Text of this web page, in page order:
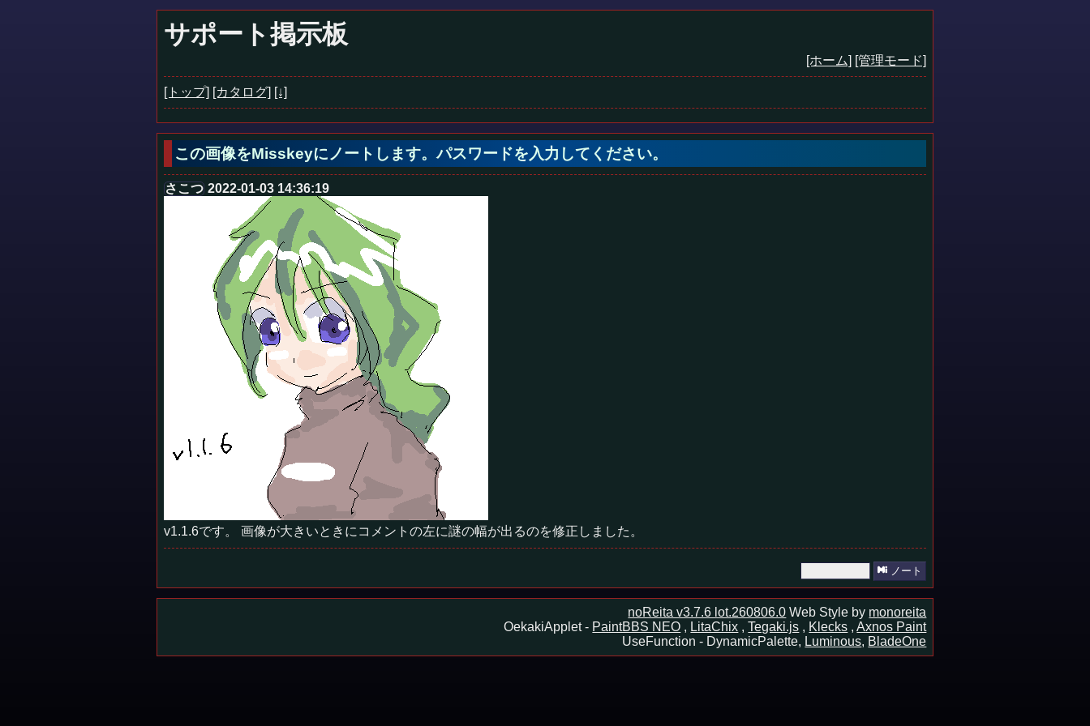
サポート掲示板
[ホーム] [管理モード]
[トップ] [カタログ] [↓]
この画像をMisskeyにノートします。パスワードを入力してください。
さこつ2022-01-03 14:36:19
v1.1.6です。 画像が大きいときにコメントの左に謎の幅が出るのを修正しました。
ノート
noReita v3.7.6 lot.260806.0 Web Style by monoreita
OekakiApplet - PaintBBS NEO , LitaChix ,Tegaki.js , Klecks ,Axnos Paint
UseFunction - DynamicPalette, Luminous, BladeOne